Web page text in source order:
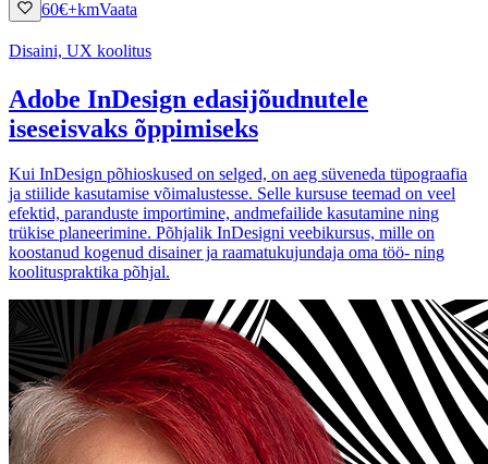
60€+kmVaata
Disaini, UX koolitus
Adobe InDesign edasijõudnutele
iseseisvaks õppimiseks
Kui InDesign põhioskused on selged, on aeg süveneda tüpograafia
ja stiilide kasutamise võimalustesse. Selle kursuse teemad on veel
efektid, paranduste importimine, andmefailide kasutamine ning
trükise planeerimine. Põhjalik InDesigni veebikursus, mille on
koostanud kogenud disainer ja raamatukujundaja oma töö- ning
koolituspraktika põhjal.